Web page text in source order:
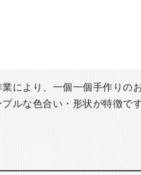
により、一個一個手作りの
ルな色合い・形状が特徴です